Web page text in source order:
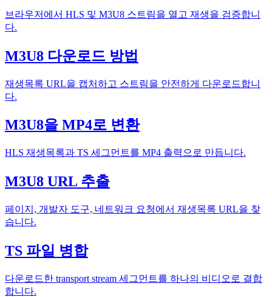
브라우저에서 HLS 및 M3U8 스트림을 열고 재생을 검증합니
다.
M3U8 다운로드 방법
재생목록 URL을 캡처하고 스트림을 안전하게 다운로드합니
다.
M3U8을 MP4로 변환
HLS 재생목록과 TS 세그먼트를 MP4 출력으로 만듭니다.
M3U8 URL 추출
페이지, 개발자 도구, 네트워크 요청에서 재생목록 URL을 찾
습니다.
TS 파일 병합
다운로드한 transport stream 세그먼트를 하나의 비디오로 결합
합니다.